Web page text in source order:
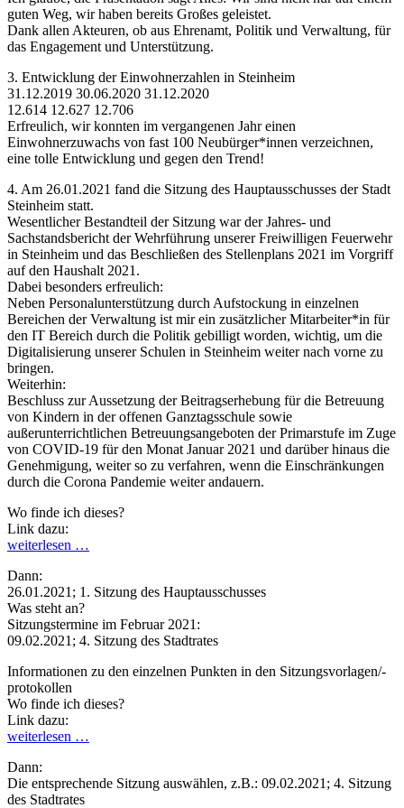
guten Weg, wir haben bereits Großes geleistet.
Dank allen Akteuren, ob aus Ehrenamt, Politik und Verwaltung, für
das Engagement und Unterstützung.
3. Entwicklung der Einwohnerzahlen in Steinheim
31.12.2019 30.06.2020 31.12.2020
12.614 12.627 12.706
Erfreulich, wir konnten im vergangenen Jahr einen
Einwohnerzuwachs von fast 100 Neubürger*innen verzeichnen,
eine tolle Entwicklung und gegen den Trend!
4. Am 26.01.2021 fand die Sitzung des Hauptausschusses der Stadt
Steinheim statt.
Wesentlicher Bestandteil der Sitzung war der Jahres- und
Sachstandsbericht der Wehrführung unserer Freiwilligen Feuerwehr
in Steinheim und das Beschließen des Stellenplans 2021 im Vorgriff
auf den Haushalt 2021.
Dabei besonders erfreulich:
Neben Personalunterstützung durch Aufstockung in einzelnen
Bereichen der Verwaltung ist mir ein zusätzlicher Mitarbeiter*in für
den IT Bereich durch die Politik gebilligt worden, wichtig, um die
Digitalisierung unserer Schulen in Steinheim weiter nach vorne zu
bringen.
Weiterhin:
Beschluss zur Aussetzung der Beitragserhebung für die Betreuung
von Kindern in der offenen Ganztagsschule sowie
außerunterrichtlichen Betreuungsangeboten der Primarstufe im Zuge
von COVID-19 für den Monat Januar 2021 und darüber hinaus die
Genehmigung, weiter so zu verfahren, wenn die Einschränkungen
durch die Corona Pandemie weiter andauern.
Wo finde ich dieses?
Link dazu:
weiterlesen …
Dann:
26.01.2021; 1. Sitzung des Hauptausschusses
Was steht an?
Sitzungstermine im Februar 2021:
09.02.2021; 4. Sitzung des Stadtrates
Informationen zu den einzelnen Punkten in den Sitzungsvorlagen/-
protokollen
Wo finde ich dieses?
Link dazu:
weiterlesen …
Dann:
Die entsprechende Sitzung auswählen, z.B.: 09.02.2021; 4. Sitzung
des Stadtrates